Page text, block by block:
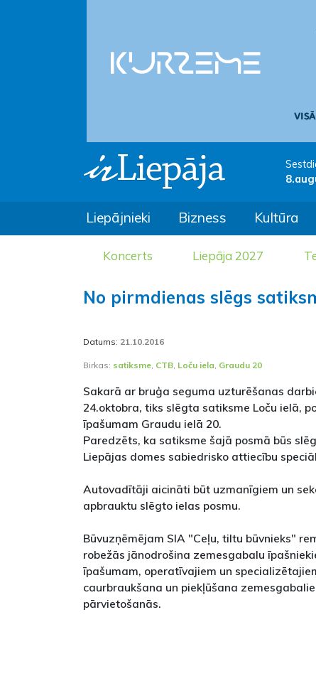
Liepājnieki Bizness Kultūra
Koncerts Liepāja 2027
No pirmdienas slēgs
Datums: 21.10.2016
Birkas: satiksme, CTB, Loču iela, Graudu 20
Sakarā ar bruģa seguma uzturēšanas
24.oktobra, tiks slēgta satiksme Loču ielā,
īpašumam Graudu ielā 20.
Paredzēts, ka satiksme šajā posmā būs
Liepājas domes sabiedrisko attiecību
Autovadītāji aicināti būt uzmanīgiem un
apbrauktu slēgto ielas posmu.
Būvuzņēmējam SIA "Ceļu, tiltu būvnieks"
robežās jānodrošina zemesgabalu
īpašumam, operatīvajiem un
caurbraukšana un piekļūšana
pārvietošanās.